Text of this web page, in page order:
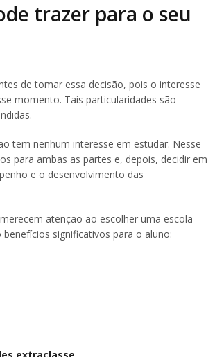
trazer para o seu
de tomar essa decisão, pois o interesse
momento. Tais particularidades são
tem nenhum interesse em estudar. Nesse
para ambas as partes e, depois, decidir em
e o desenvolvimento das
atenção ao escolher uma escola
significativos para o aluno: